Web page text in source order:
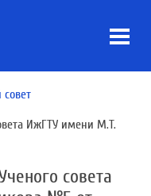
ИжГТУ имени М.Т.
совета